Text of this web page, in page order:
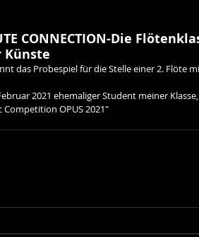
CONNECTION-Die
das Probespiel für die Stelle einer 2. Flöte
2021 ehemaliger Student meiner
OPUS 2021"